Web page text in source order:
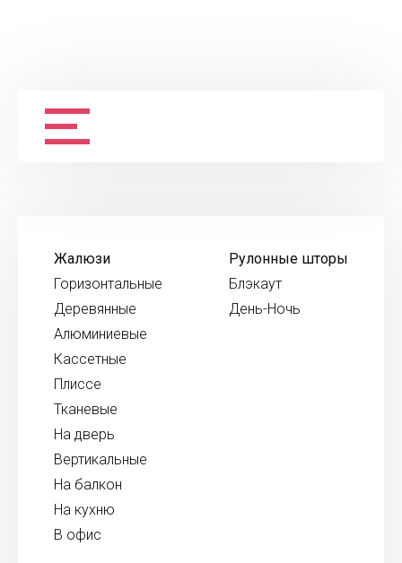
Жалюзи
Горизонтальные
Деревянные
Алюминиевые
Кассетные
Плиссе
Тканевые
На дверь
Вертикальные
На балкон
На кухню
В офис
Рулонные шторы
Блэкаут
День-Ночь